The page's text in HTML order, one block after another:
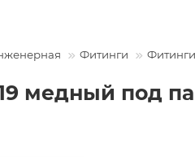
Фитинги
медный под